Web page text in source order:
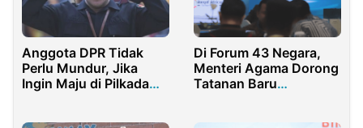
Anggota DPR Tidak
Perlu Mundur, Jika
Ingin Maju di Pilkada
Di Forum 43 Negara,
Menteri Agama Dorong
Tatanan Baru